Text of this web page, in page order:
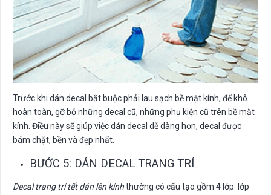
Trước khi dán decal bắt buộc phải lau sạch bề mặt kính, để khô
hoàn toàn, gỡ bỏ những decal cũ, những phụ kiện cũ trên bề mặt
kính. Điều này sẽ giúp việc dán decal dễ dàng hơn, decal được
bám chặt, bền và đẹp nhất.
BƯỚC 5: DÁN DECAL TRANG TRÍ
Decal trang trí tết dán lên kínhthường có cấu tạo gồm 4 lớp: lớp